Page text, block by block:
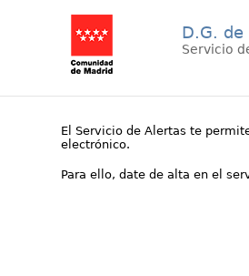
D.G.
Servicio
El Servicio de Alertas te
electrónico.
Para ello, date de alta en el